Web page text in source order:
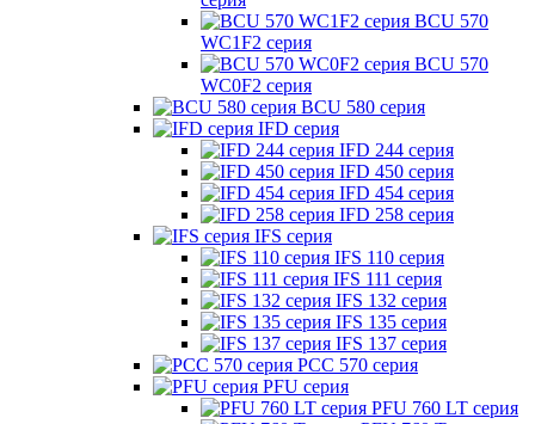
BCU 570
WC1F2 серия
BCU 570
WC0F2 серия
BCU 580 серия
IFD серия
IFD 244 серия
IFD 450 серия
IFD 454 серия
IFD 258 серия
IFS серия
IFS 110 серия
IFS 111 серия
IFS 132 серия
IFS 135 серия
IFS 137 серия
PCC 570 серия
PFU серия
PFU 760 LT серия